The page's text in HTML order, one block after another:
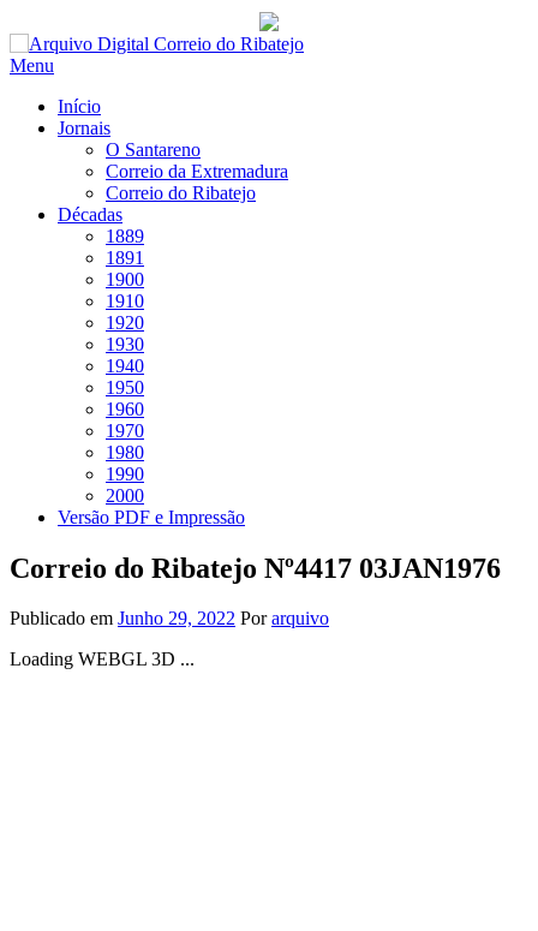
Saltar
para
Menu
Início
Jornais
O Santareno
Correio da Extremadura
Correio do Ribatejo
Décadas
1889
1891
1900
1910
1920
1930
1940
1950
1960
1970
1980
1990
2000
Versão PDF e Impressão
Correio do Ribatejo Nº4417 03JAN1976
Publicado em Junho 29, 2022 Porarquivo
Loading WEBGL 3D ...